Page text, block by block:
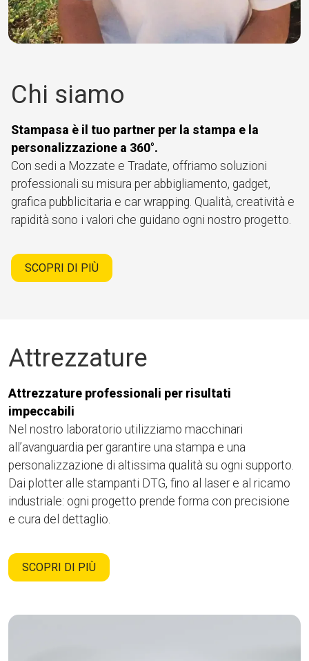
Chi siamo
Stampasa è il tuo partner per la stampa e la
personalizzazione a 360°.
Con sedi a Mozzate e Tradate, offriamo soluzioni
professionali su misura per abbigliamento, gadget,
grafica pubblicitaria e car wrapping. Qualità, creatività e
rapidità sono i valori che guidano ogni nostro progetto.
SCOPRI DI PIÙ
Attrezzature
Attrezzature professionali per risultati
impeccabili
Nel nostro laboratorio utilizziamo macchinari
all’avanguardia per garantire una stampa e una
personalizzazione di altissima qualità su ogni supporto.
Dai plotter alle stampanti DTG, fino al laser e al ricamo
industriale: ogni progetto prende forma con precisione
e cura del dettaglio.
SCOPRI DI PIÙ